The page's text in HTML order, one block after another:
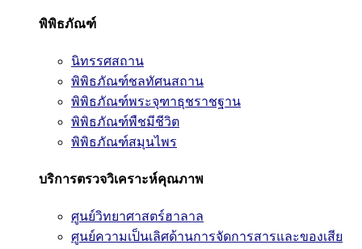
พิพิธภัณฑ์
นิทรรศสถาน
พิพิธภัณฑ์ชลทัศนสถาน
พิพิธภัณฑ์พระจุฑาธุชราชฐาน
พิพิธภัณฑ์พืชมีชีวิต
พิพิธภัณฑ์สมุนไพร
บริการตรวจวิเคราะห์คุณภาพ
ศูนย์วิทยาศาสตร์ฮาลาล
ศูนย์ความเป็นเลิศด้านการจัดการสารและของเสีย